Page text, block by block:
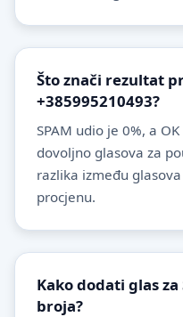
Što znači rezultat
+385995210493?
SPAM udio je 0%, a
dovoljno glasova za
razlika između
procjenu.
Kako dodati glas
broja?